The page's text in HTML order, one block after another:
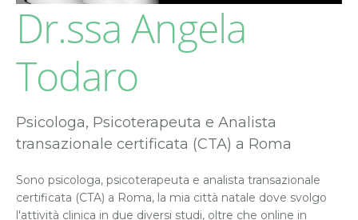
Dr.ssa Angela
Todaro
Psicologa, Psicoterapeuta e Analista
transazionale certificata (CTA) a Roma
Sono psicologa, psicoterapeuta e analista transazionale
certificata (CTA) a Roma, la mia città natale dove svolgo
l'attività clinica in due diversi studi, oltre che online in